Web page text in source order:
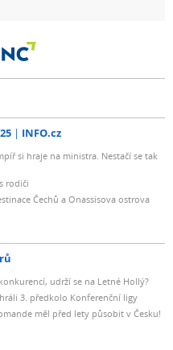
INFO.cz
si hraje na ministra. Nestačí se tak
rodiči
Čechů a Onassisova ostrova
udrží se na Letné Hollý?
3. předkolo Konferenční ligy
měl před lety působit v Česku!